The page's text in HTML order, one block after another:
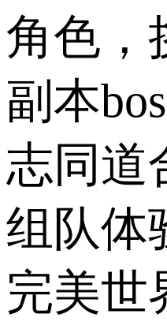
角色，
副本
志同道
组队体
完美世